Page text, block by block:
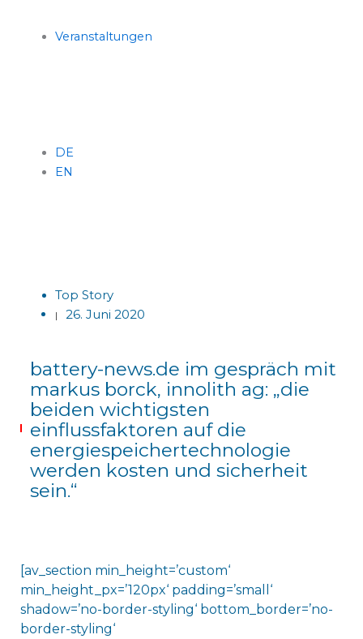
Veranstaltungen
DE
EN
Top Story
| 26. Juni 2020
battery-news.de im gespräch mit
markus borck, innolith ag: „die
beiden wichtigsten
einflussfaktoren auf die
energiespeichertechnologie
werden kosten und sicherheit
sein.“
[av_section min_height=’custom‘
min_height_px=’120px‘ padding=’small‘
shadow=’no-border-styling‘ bottom_border=’no-
border-styling‘